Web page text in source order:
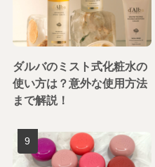
ダルバのミスト式化粧水の
使い方は？意外な使用方法
まで解説！